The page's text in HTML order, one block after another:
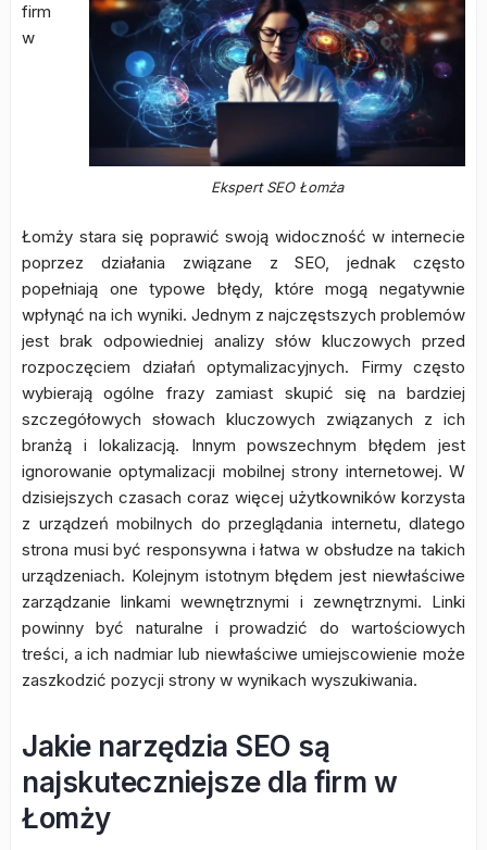
Ekspert SEO Łomża
firm
w
Łomży stara się poprawić swoją widoczność w internecie
poprzez działania związane z SEO, jednak często
popełniają one typowe błędy, które mogą negatywnie
wpłynąć na ich wyniki. Jednym z najczęstszych problemów
jest brak odpowiedniej analizy słów kluczowych przed
rozpoczęciem działań optymalizacyjnych. Firmy często
wybierają ogólne frazy zamiast skupić się na bardziej
szczegółowych słowach kluczowych związanych z ich
branżą i lokalizacją. Innym powszechnym błędem jest
ignorowanie optymalizacji mobilnej strony internetowej. W
dzisiejszych czasach coraz więcej użytkowników korzysta
z urządzeń mobilnych do przeglądania internetu, dlatego
strona musi być responsywna i łatwa w obsłudze na takich
urządzeniach. Kolejnym istotnym błędem jest niewłaściwe
zarządzanie linkami wewnętrznymi i zewnętrznymi. Linki
powinny być naturalne i prowadzić do wartościowych
treści, a ich nadmiar lub niewłaściwe umiejscowienie może
zaszkodzić pozycji strony w wynikach wyszukiwania.
Jakie narzędzia SEO są
najskuteczniejsze dla firm w
Łomży